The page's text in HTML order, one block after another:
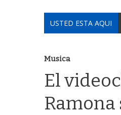
USTED ESTA AQUI
Musica
El
Ramona